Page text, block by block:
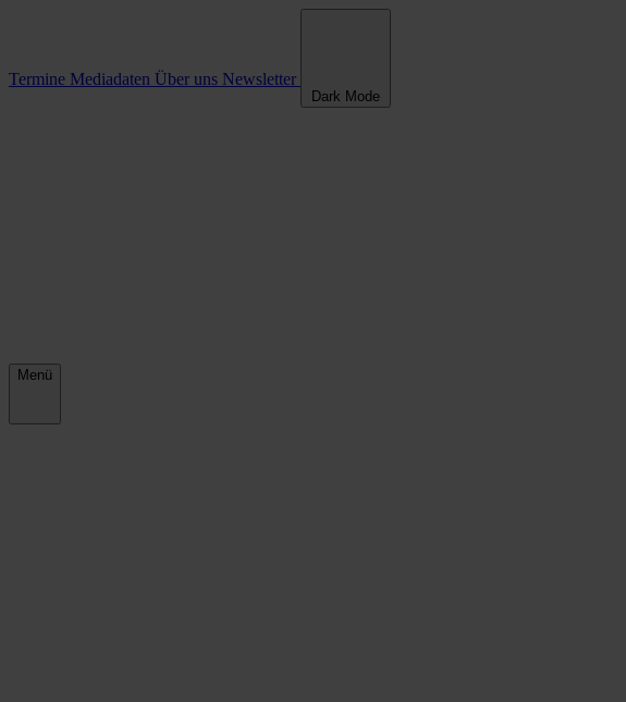
Termine Mediadaten Über uns Newsletter
Dark Mode
Menü